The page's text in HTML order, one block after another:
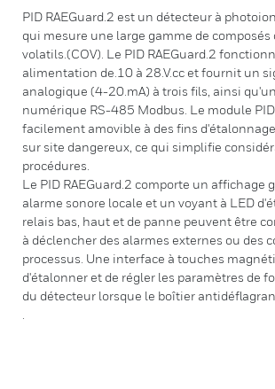
PID RAEGuard.2 est un détecteur à
qui mesure une large gamme de composés
volatils.(COV). Le PID RAEGuard.2
alimentation de.10 à 28.V.cc et fournit un
analogique (4-20.mA) à trois fils, ainsi
numérique RS-485 Modbus. Le module
facilement amovible à des fins
sur site dangereux, ce qui simplifie
procédures.
Le PID RAEGuard.2 comporte un affichage
alarme sonore locale et un voyant à LED
relais bas, haut et de panne peuvent être
à déclencher des alarmes externes ou des
processus. Une interface à touches
d'étalonner et de régler les paramètres de
du détecteur lorsque le boîtier